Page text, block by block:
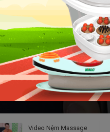
Video Nệm Massage